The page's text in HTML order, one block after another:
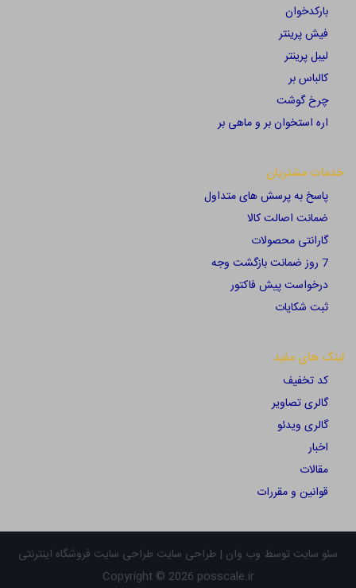
بارکدخوان
فیش پرینتر
لیبل پرینتر
کالباس بر
چرخ گوشت
اره استخوان بر و ماهی بر
خدمات مشتریان
پاسخ به پرسش های متداول
ضمانت اصالت کالا
گارانتی محصولات
7 روز ضمانت بازگشت وجه
درخواست پیش فاکتور
ثبت شکایات
لینک های مفید
کد تخفیف
گالری تصاویر
گالری ویدئو
اخبار
مقالات
قوانین و مقررات
سئو سایت توسط وب وان | طراحی سایت طراحی سایت فروشگاه اینترنتی
Copyright © 2026 posscale.ir